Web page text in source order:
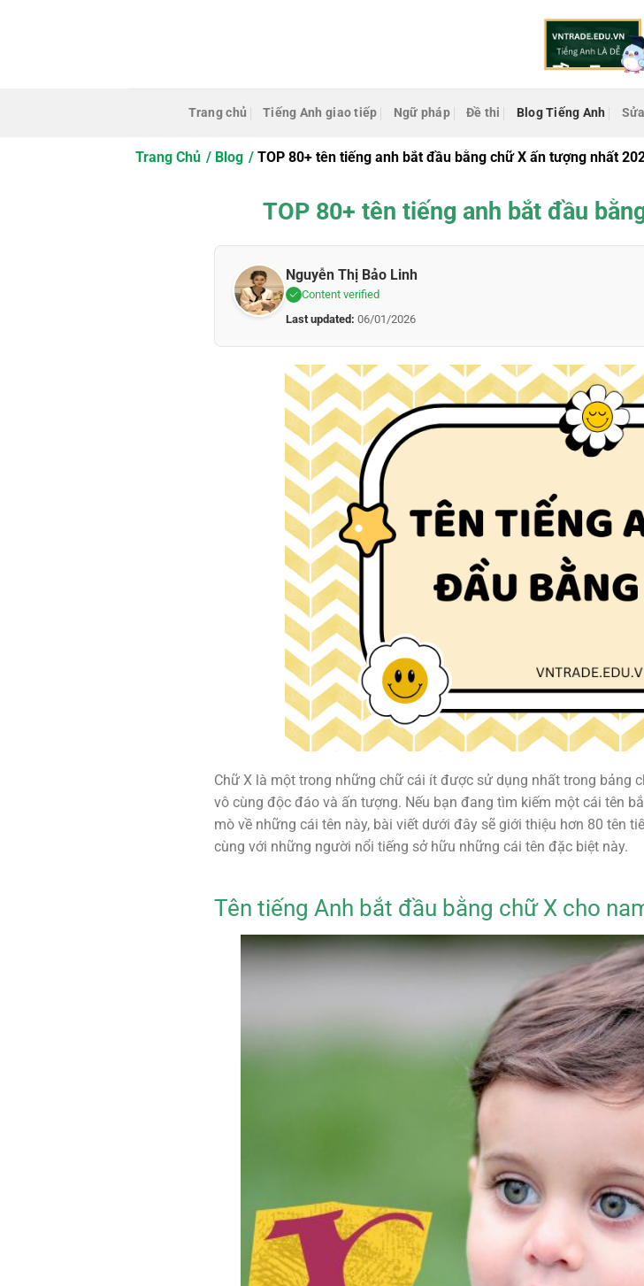
Trang chủ Tiếng Anh giao tiếp Ngữ pháp Đề thi Blog Tiếng Anh
Trang Chủ Blog TOP 80+ tên tiếng anh bắt đầu bằng chữ X ấn tượng nhất
TOP 80+ tên tiếng anh bắt đầu
Nguyễn Thị Bảo Linh
Content verified
Last updated: 06/01/2026
Chữ X là một trong những chữ cái ít được sử dụng nhất trong bảng
vô cùng độc đáo và ấn tượng. Nếu bạn đang tìm kiếm một cái tên
mò về những cái tên này, bài viết dưới đây sẽ giới thiệu hơn 80 tên
cùng với những người nổi tiếng sở hữu những cái tên đặc biệt này.
Tên tiếng Anh bắt đầu bằng chữ X cho